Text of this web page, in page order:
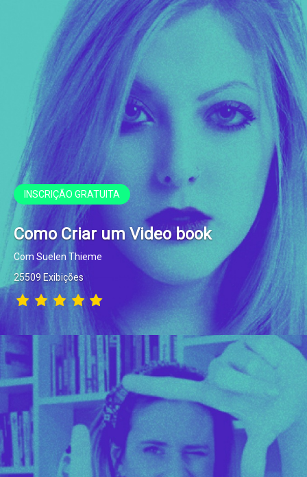
INSCRIÇÃO GRATUITA
Como Criar um Video book
Com Suelen Thieme
25509 Exibições